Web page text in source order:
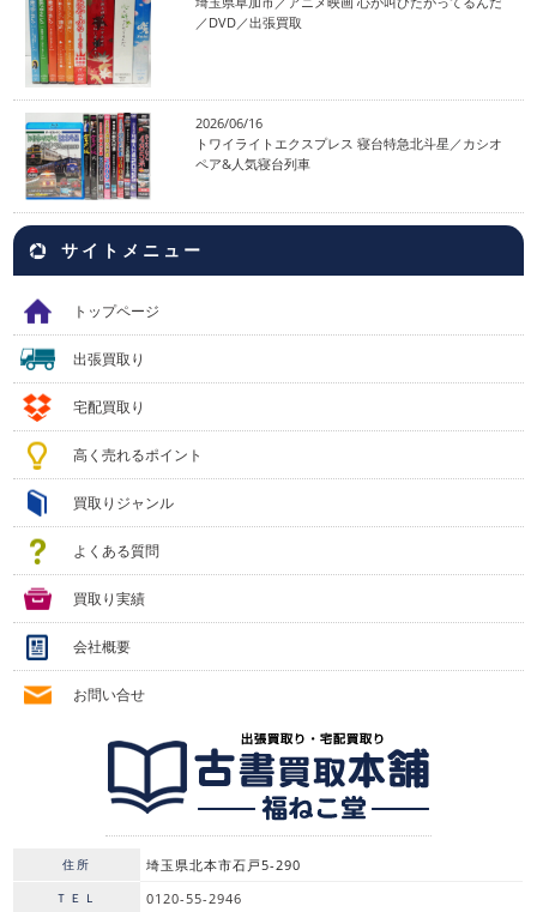
／DVD／出張買取
2026/06/16
トワイライトエクスプレス 寝台特急北斗星／カシオ
ペア&人気寝台列車
サイトメニュー
トップページ
出張買取り
宅配買取り
高く売れるポイント
買取りジャンル
よくある質問
買取り実績
会社概要
お問い合せ
住所 埼玉県北本市石戸5-290
ＴＥＬ 0120-55-2946